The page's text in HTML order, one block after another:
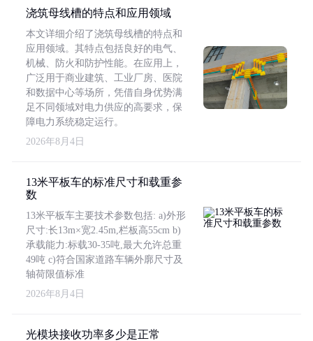
浇筑母线槽的特点和应用领域
本文详细介绍了浇筑母线槽的特点和
应用领域。其特点包括良好的电气、
机械、防火和防护性能。在应用上，
广泛用于商业建筑、工业厂房、医院
和数据中心等场所，凭借自身优势满
足不同领域对电力供应的高要求，保
障电力系统稳定运行。
2026年8月4日
13米平板车的标准尺寸和载重参
数
13米平板车主要技术参数包括: a)外形
尺寸:长13m×宽2.45m,栏板高55cm b)
承载能力:标载30-35吨,最大允许总重
49吨 c)符合国家道路车辆外廓尺寸及
轴荷限值标准
2026年8月4日
光模块接收功率多少是正常